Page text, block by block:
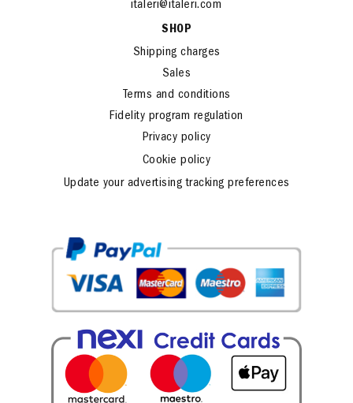
italeri@italeri.com
SHOP
Shipping charges
Sales
Terms and conditions
Fidelity program regulation
Privacy policy
Cookie policy
Update your advertising tracking preferences